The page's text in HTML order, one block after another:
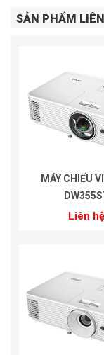
SẢN PHẨM
MÁY CHIẾU
Liên hệ